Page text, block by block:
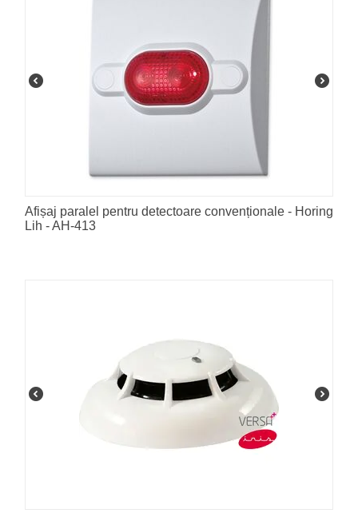
Afișaj paralel pentru detectoare convenționale - Horing
Lih - AH-413